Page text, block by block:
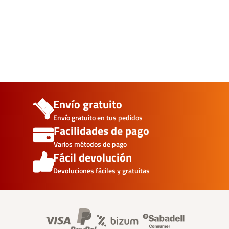
Envío gratuito
Envío gratuito en tus pedidos
Facilidades de pago
Varios métodos de pago
Fácil devolución
Devoluciones fáciles y gratuitas
Banner información